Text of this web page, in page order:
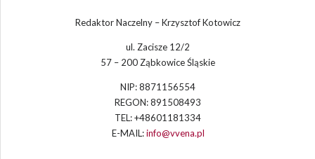
Redaktor Naczelny – Krzysztof Kotowicz
ul. Zacisze 12/2
57 – 200 Ząbkowice Śląskie
NIP: 8871156554
REGON: 891508493
TEL: +48601181334
E-MAIL:info@vvena.pl